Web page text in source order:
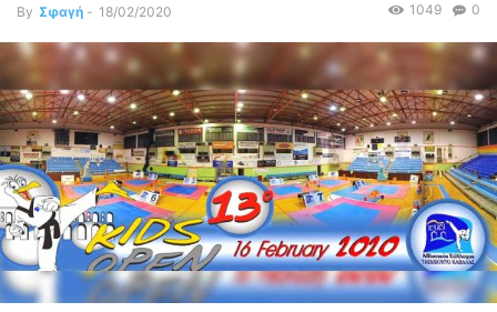
By Σφαγή - 18/02/2020 0
1049